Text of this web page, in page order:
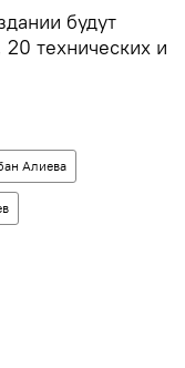
будут
технических и
Алиева